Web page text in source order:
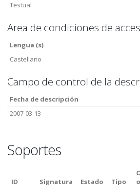
Testual
Area de condiciones de
Lengua (s)
Castellano
Campo de control de la
Fecha de descripción
2007-03-13
Soportes
ID Signatura Estado Tipo